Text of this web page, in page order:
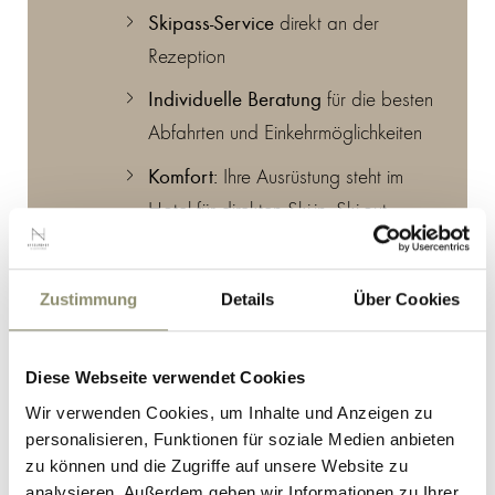
Zustimmung Details Über Cookies
Diese Webseite verwendet Cookies
Wir verwenden Cookies, um Inhalte und Anzeigen zu
personalisieren, Funktionen für soziale Medien anbieten
zu können und die Zugriffe auf unsere Website zu
Skipass-Service direkt an der
Rezeption
Individuelle Beratung für die besten
Abfahrten und Einkehrmöglichkeiten
Komfort: Ihre Ausrüstung steht im
Hotel für direkten Ski-in, Ski-out
Geben Sie Ihre
Filiale oder vor Ort im Hotel.
Individuelle Wünsche:Hinterlassen